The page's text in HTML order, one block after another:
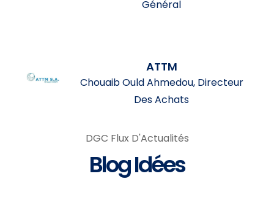
Général
ATTM
Chouaib Ould Ahmedou, Directeur
Des Achats
News
DGC Flux D'Actualités
Blog Idées